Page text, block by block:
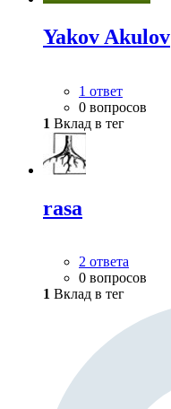
Yakov Akulov
1 ответ
0 вопросов
1 Вклад в тег
rasa
2 ответа
0 вопросов
1 Вклад в тег